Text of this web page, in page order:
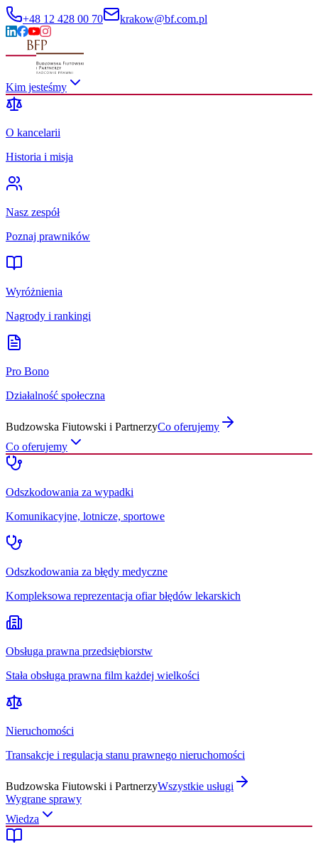
+48 12 428 00 70 krakow@bf.com.pl
Kim jesteśmy
O kancelarii
Historia i misja
Nasz zespół
Poznaj prawników
Wyróżnienia
Nagrody i rankingi
Pro Bono
Działalność społeczna
Budzowska Fiutowski i PartnerzyCo oferujemy
Co oferujemy
Odszkodowania za wypadki
Komunikacyjne, lotnicze, sportowe
Odszkodowania za błędy medyczne
Kompleksowa reprezentacja ofiar błędów lekarskich
Obsługa prawna przedsiębiorstw
Stała obsługa prawna film każdej wielkości
Nieruchomości
Transakcje i regulacja stanu prawnego nieruchomości
Budzowska Fiutowski i PartnerzyWszystkie usługi
Wygrane sprawy
Wiedza